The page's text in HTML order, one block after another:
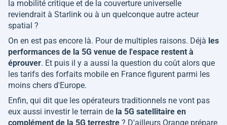
la mobilité critique et de la couverture universelle
reviendrait à Starlink ou à un quelconque autre acteur
spatial ?
On en est pas encore là. Pour de multiples raisons. Déjà les
performances de la 5G venue de l'espace restent à
éprouver. Et puis il y a aussi la question du coût alors que
les tarifs des forfaits mobile en France figurent parmi les
moins chers d'Europe.
Enfin, qui dit que les opérateurs traditionnels ne vont pas
eux aussi investir le terrain de la 5G satellitaire en
complément de la 5G terrestre ? D'ailleurs Orange prépare